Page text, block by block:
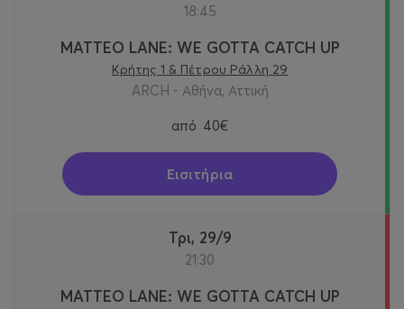
18:45
MATTEO LANE: WE GOTTA CATCH UP
Κρήτης 1 & Πέτρου Ράλλη 29
ARCH - Αθήνα, Αττική
από 40€
Εισιτήρια
Τρι, 29/9
21:30
MATTEO LANE: WE GOTTA CATCH UP